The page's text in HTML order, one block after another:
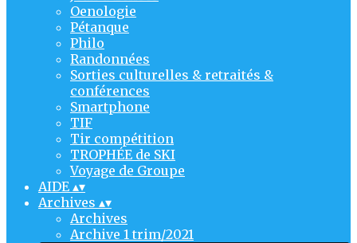
Oenologie
Pétanque
Philo
Randonnées
Sorties culturelles & retraités &
conférences
Smartphone
TIF
Tir compétition
TROPHÉE de SKI
Voyage de Groupe
AIDE ▴▾
Archives ▴▾
Archives
Archive 1 trim/2021